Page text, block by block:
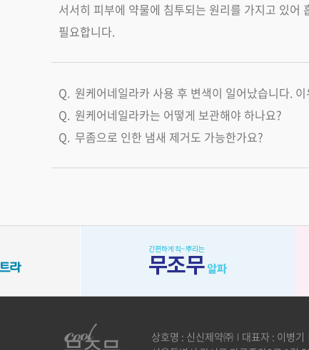
서서히 피부에 약물에 침투되는 원리를 가지고 있어
필요합니다.
원케어네일라카 사용 후 변색이 일어났습니다.
원케어네일라카는 어떻게 보관해야 하나요?
무좀으로 인한 냄새 제거도 가능한가요?
상호명 : 신신제약㈜ 대표자 : 이병기